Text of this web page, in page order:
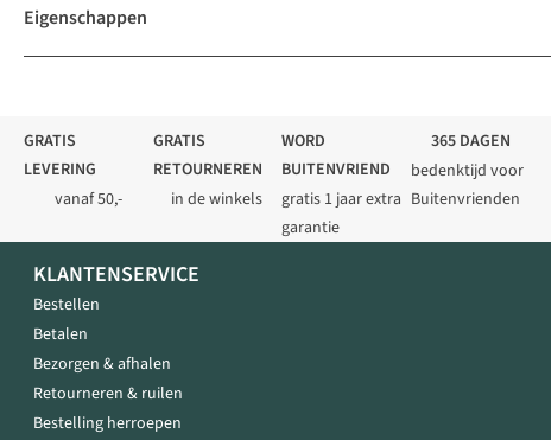
Eigenschappen
GRATIS
LEVERING
vanaf 50,-
GRATIS
RETOURNEREN
in de winkels
WORD
BUITENVRIEND
gratis 1 jaar extra
garantie
365 DAGEN
bedenktijd voor
Buitenvrienden
KLANTENSERVICE
Bestellen
Betalen
Bezorgen & afhalen
Retourneren & ruilen
Bestelling herroepen